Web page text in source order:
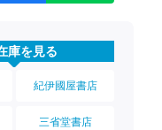
庫を見る
紀伊國屋書店
三省堂書店